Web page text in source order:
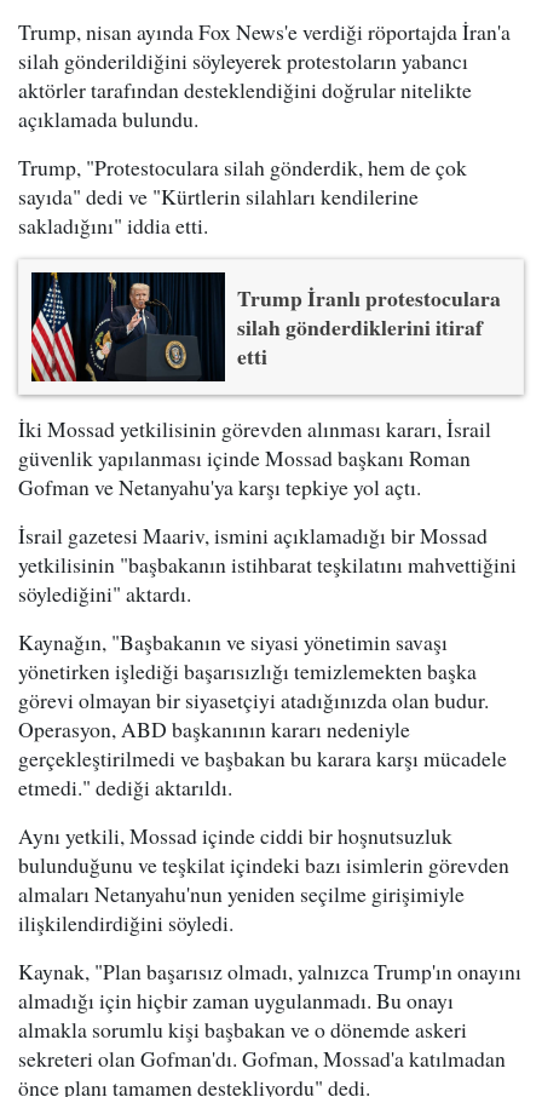
Trump, nisan ayında Fox News'e verdiği röportajda İran'a
silah gönderildiğini söyleyerek protestoların yabancı
aktörler tarafından desteklendiğini doğrular nitelikte
açıklamada bulundu.
Trump, "Protestoculara silah gönderdik, hem de çok
sayıda" dedi ve "Kürtlerin silahları kendilerine
sakladığını" iddia etti.
Trump İranlı protestoculara
silah gönderdiklerini itiraf
etti
İki Mossad yetkilisinin görevden alınması kararı, İsrail
güvenlik yapılanması içinde Mossad başkanı Roman
Gofman ve Netanyahu'ya karşı tepkiye yol açtı.
İsrail gazetesi Maariv, ismini açıklamadığı bir Mossad
yetkilisinin "başbakanın istihbarat teşkilatını mahvettiğini
söylediğini" aktardı.
Kaynağın, "Başbakanın ve siyasi yönetimin savaşı
yönetirken işlediği başarısızlığı temizlemekten başka
görevi olmayan bir siyasetçiyi atadığınızda olan budur.
Operasyon, ABD başkanının kararı nedeniyle
gerçekleştirilmedi ve başbakan bu karara karşı mücadele
etmedi." dediği aktarıldı.
Aynı yetkili, Mossad içinde ciddi bir hoşnutsuzluk
bulunduğunu ve teşkilat içindeki bazı isimlerin görevden
almaları Netanyahu'nun yeniden seçilme girişimiyle
ilişkilendirdiğini söyledi.
Kaynak, "Plan başarısız olmadı, yalnızca Trump'ın onayını
almadığı için hiçbir zaman uygulanmadı. Bu onayı
almakla sorumlu kişi başbakan ve o dönemde askeri
sekreteri olan Gofman'dı. Gofman, Mossad'a katılmadan
önce planı tamamen destekliyordu" dedi.